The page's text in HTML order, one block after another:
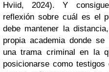
Hviid, 2024). Y
reflexión sobre cuál es el
debe mantener la
propia academia donde
una trama criminal en la
posicionarse como